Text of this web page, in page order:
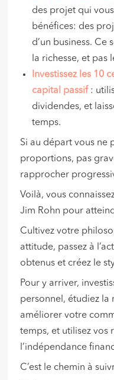
des projet qui
bénéfices: des
d’un business. Ce
la richesse, et pas
Investissez les 10
capital passif:
dividendes, et
temps.
Si au départ vous ne
proportions, pas
rapprocher
Voilà, vous
Jim Rohn pour
Cultivez votre
attitude, passez à
obtenus et créez le
Pour y arriver,
personnel, étudiez la
améliorer votre
temps, et utilisez vos
l’indépendance
C’est le chemin à